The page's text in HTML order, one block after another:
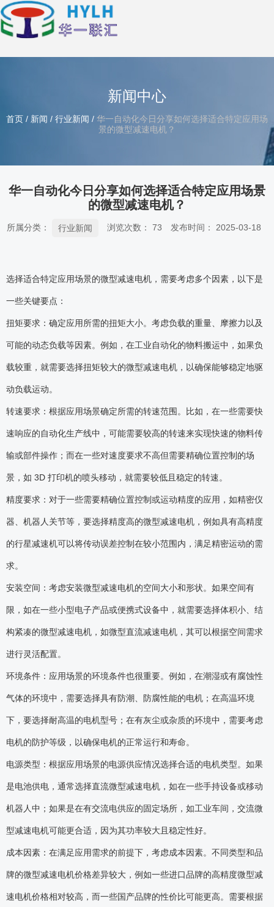
新闻中心
首页 / 新闻 / 行业新闻 / 华一自动化今日分享如何选择适合特定应用场
景的微型减速电机？
华一自动化今日分享如何选择适合特定应用场景
的微型减速电机？
所属分类： 行业新闻 浏览次数： 73 发布时间： 2025-03-18
选择适合特定应用场景的微型减速电机，需要考虑多个因素，以下是
一些关键要点：
扭矩要求：确定应用所需的扭矩大小。考虑负载的重量、摩擦力以及
可能的动态负载等因素。例如，在工业自动化的物料搬运中，如果负
载较重，就需要选择扭矩较大的微型减速电机，以确保能够稳定地驱
动负载运动。
转速要求：根据应用场景确定所需的转速范围。比如，在一些需要快
速响应的自动化生产线中，可能需要较高的转速来实现快速的物料传
输或部件操作；而在一些对速度要求不高但需要精确位置控制的场
景，如 3D 打印机的喷头移动，就需要较低且稳定的转速。
精度要求：对于一些需要精确位置控制或运动精度的应用，如精密仪
器、机器人关节等，要选择精度高的微型减速电机，例如具有高精度
的行星减速机可以将传动误差控制在较小范围内，满足精密运动的需
求。
安装空间：考虑安装微型减速电机的空间大小和形状。如果空间有
限，如在一些小型电子产品或便携式设备中，就需要选择体积小、结
构紧凑的微型减速电机，如微型直流减速电机，其可以根据空间需求
进行灵活配置。
环境条件：应用场景的环境条件也很重要。例如，在潮湿或有腐蚀性
气体的环境中，需要选择具有防潮、防腐性能的电机；在高温环境
下，要选择耐高温的电机型号；在有灰尘或杂质的环境中，需要考虑
电机的防护等级，以确保电机的正常运行和寿命。
电源类型：根据应用场景的电源供应情况选择合适的电机类型。如果
是电池供电，通常选择直流微型减速电机，如在一些手持设备或移动
机器人中；如果是在有交流电供应的固定场所，如工业车间，交流微
型减速电机可能更合适，因为其功率较大且稳定性好。
成本因素：在满足应用需求的前提下，考虑成本因素。不同类型和品
牌的微型减速电机价格差异较大，例如一些进口品牌的高精度微型减
速电机价格相对较高，而一些国产品牌的性价比可能更高。需要根据